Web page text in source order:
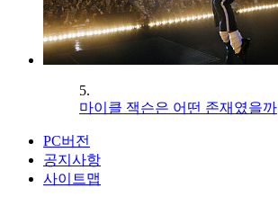
5.
마이클 잭슨은 어떤 존재였을까
PC버전
공지사항
사이트맵